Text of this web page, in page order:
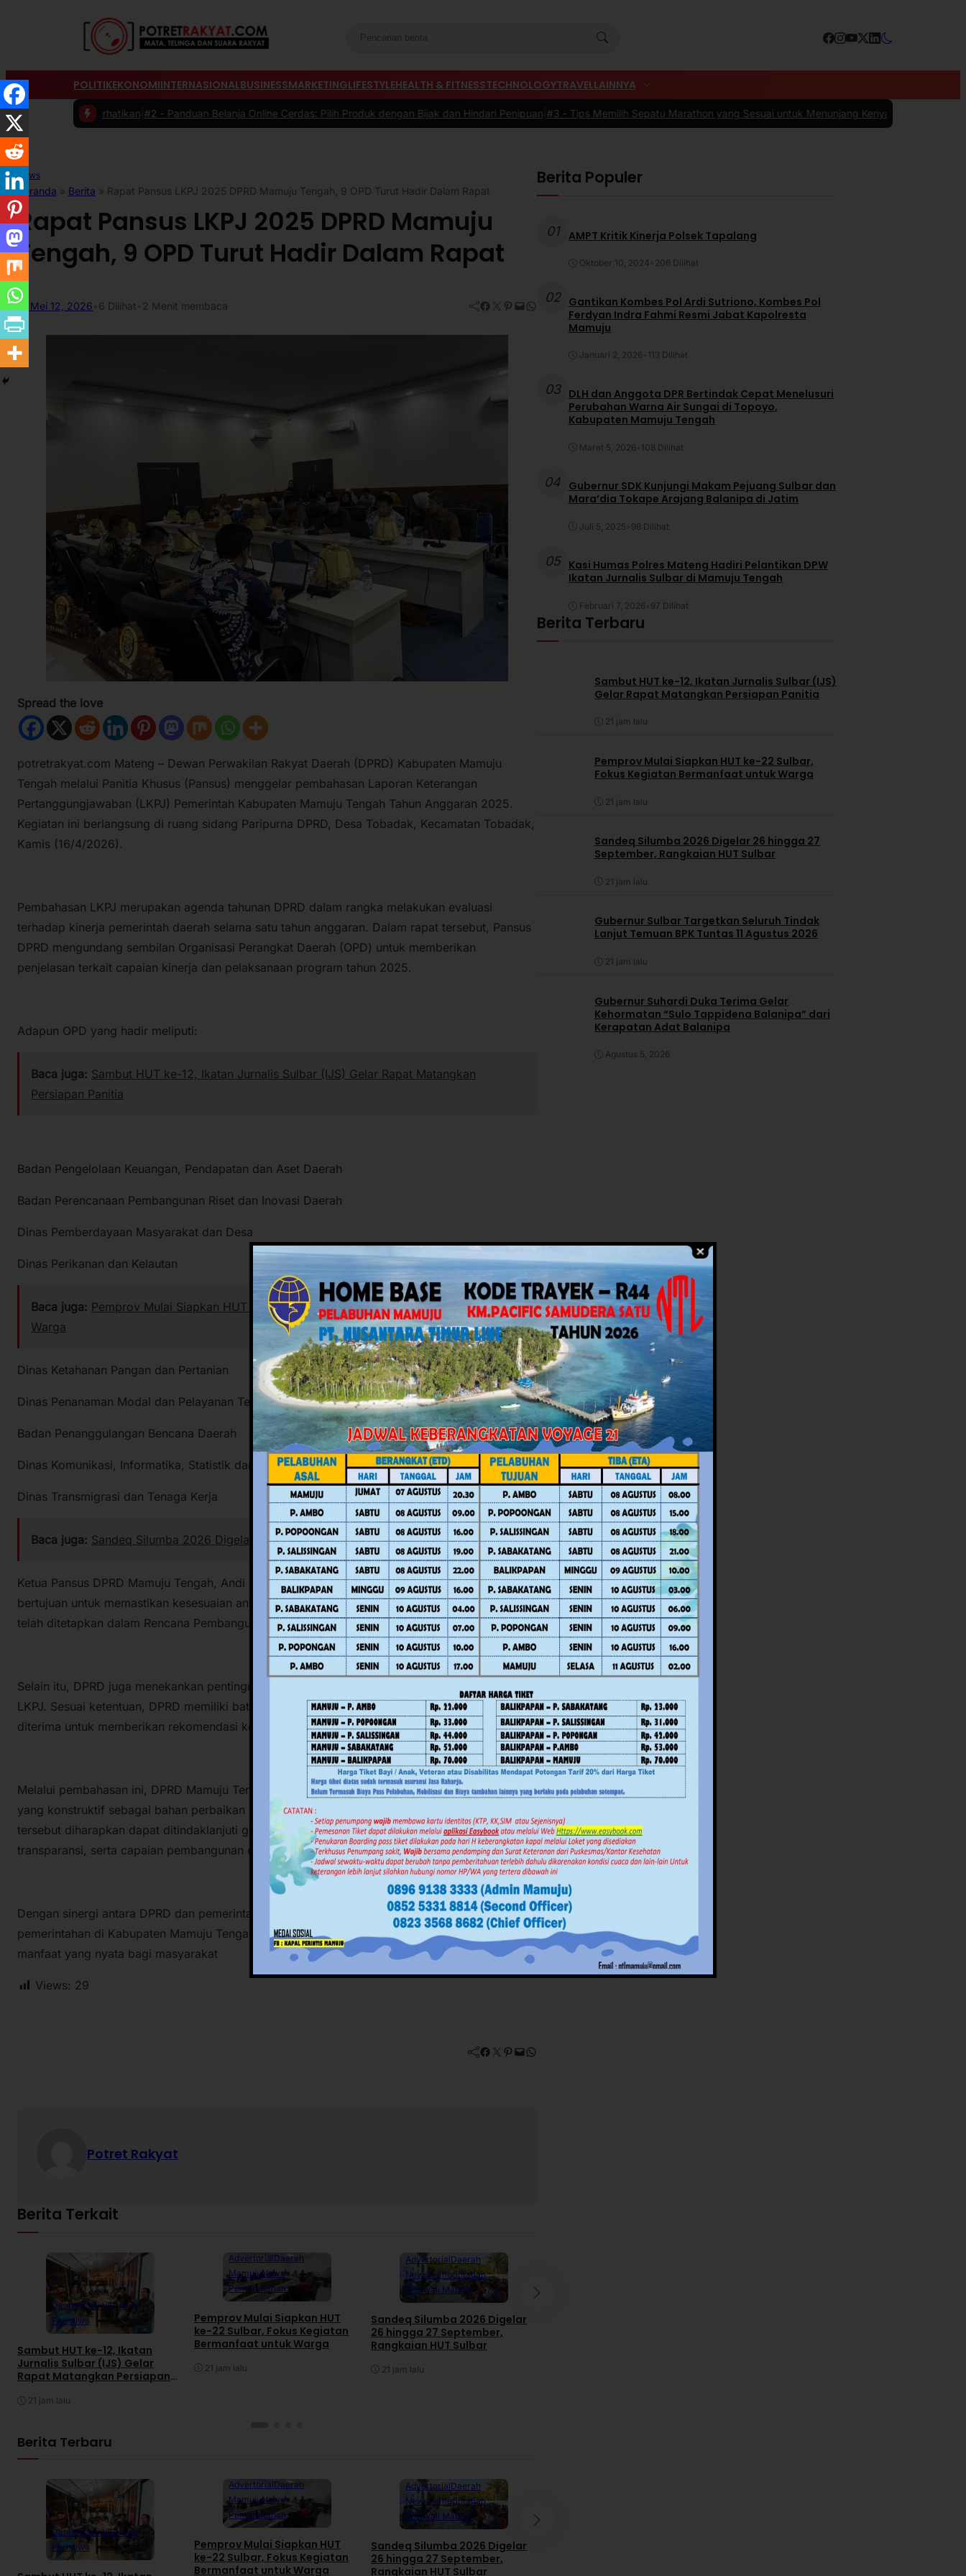
POLITIKEKONOMIINTERNASIONALBUSINESSMARKETINGLIFESTYLEHEALTH & FITNESSTECHNOLOGYTRAVELLAINNYA
Panduan Belanja Online Cerdas: Pilih Produk dengan Bijak dan Hindari Penipuan| #3 -Tips Memilih Sepatu Marathon yang Sesuai untuk Menunjang Kenyamanan dan Performa
News
Beranda » Berita » Rapat Pansus LKPJ 2025 DPRD Mamuju Tengah, 9 OPD Turut Hadir Dalam Rapat
Rapat Pansus LKPJ 2025 DPRD Mamuju
Tengah, 9 OPD Turut Hadir Dalam Rapat
Mei 12, 2026 6 Dilihat 2 Menit membaca Facebook Twitter Pinterest Mail WhatsApp
Spread the love
potretrakyat.com Mateng – Dewan Perwakilan Rakyat Daerah (DPRD) Kabupaten Mamuju
Tengah melalui Panitia Khusus (Pansus) menggelar pembahasan Laporan Keterangan
Pertanggungjawaban (LKPJ) Pemerintah Kabupaten Mamuju Tengah Tahun Anggaran 2025.
Kegiatan ini berlangsung di ruang sidang Paripurna DPRD, Desa Tobadak, Kecamatan Tobadak,
Kamis (16/4/2026).
Pembahasan LKPJ merupakan agenda tahunan DPRD dalam rangka melakukan evaluasi
terhadap kinerja pemerintah daerah selama satu tahun anggaran. Dalam rapat tersebut, Pansus
DPRD mengundang sembilan Organisasi Perangkat Daerah (OPD) untuk memberikan
penjelasan terkait capaian kinerja dan pelaksanaan program tahun 2025.
Adapun OPD yang hadir meliputi:
Baca juga: Sambut HUT ke-12, Ikatan Jurnalis Sulbar (IJS) Gelar Rapat Matangkan
Persiapan Panitia
Badan Pengelolaan Keuangan, Pendapatan dan Aset Daerah
Badan Perencanaan Pembangunan Riset dan Inovasi Daerah
Dinas Pemberdayaan Masyarakat dan Desa
Dinas Perikanan dan Kelautan
Baca juga: Pemprov Mulai Siapkan HUT ke-22 Sulbar, Fokus Kegiatan Bermanfaat untuk
Warga
Dinas Ketahanan Pangan dan Pertanian
Dinas Penanaman Modal dan Pelayanan Terpadu Satu Pintu (PTSP)
Badan Penanggulangan Bencana Daerah
Dinas Komunikasi, Informatika, Statistik dan Persandian
Dinas Transmigrasi dan Tenaga Kerja
Baca juga: Sandeq Silumba 2026 Digelar 26 hingga 27 September, Rangkaian HUT Sulbar
Ketua Pansus DPRD Mamuju Tengah, Andi Rudi, menyampaikan bahwa pembahasan ini
bertujuan untuk memastikan kesesuaian antara pelaksanaan program OPD dengan target yang
telah ditetapkan dalam Rencana Pembangunan Jangka Menengah Daerah (RPJMD).
Selain itu, DPRD juga menekankan pentingnya ketepatan waktu dalam proses pembahasan
LKPJ. Sesuai ketentuan, DPRD memiliki batas waktu maksimal 30 hari setelah dokumen LKPJ
diterima untuk memberikan rekomendasi kepada kepala daerah.
Melalui pembahasan ini, DPRD Mamuju Tengah menargetkan dapat menghasilkan rekomendasi
yang konstruktif sebagai bahan perbaikan kinerja pemerintah daerah ke depan. Rekomendasi
tersebut diharapkan dapat ditindaklanjuti guna meningkatkan kualitas pelayanan publik,
transparansi, serta capaian pembangunan daerah.
Dengan sinergi antara DPRD dan pemerintah daerah, diharapkan penyelenggaraan
pemerintahan di Kabupaten Mamuju Tengah dapat berjalan lebih optimal serta memberikan
manfaat yang nyata bagi masyarakat
Views: 29
Facebook Twitter Pinterest Mail WhatsApp
Potret Rakyat
Berita Terkait
DaerahMamujuNews
Peristiwa
Sambut HUT ke-12, Ikatan
Jurnalis Sulbar (IJS) Gelar
Rapat Matangkan Persiapan
21 jam lalu
AdvertorialDaerah
MamujuNews
Pemerintahan
Pemprov Mulai Siapkan HUT
ke-22 Sulbar, Fokus Kegiatan
Bermanfaat untuk Warga
21 jam lalu
AdvertorialDaerah
NewsPemerintahan
Polewali Mandar
Sandeq Silumba 2026 Digelar
26 hingga 27 September,
Rangkaian HUT Sulbar
21 jam lalu
Berita Terbaru
DaerahMamujuNews
Peristiwa
AdvertorialDaerah
MamujuNews
Pemerintahan
Pemprov Mulai Siapkan HUT
ke-22 Sulbar, Fokus Kegiatan
Bermanfaat untuk Warga
AdvertorialDaerah
NewsPemerintahan
Polewali Mandar
Sandeq Silumba 2026 Digelar
26 hingga 27 September,
Rangkaian HUT Sulbar
Berita Populer
01 AMPT Kritik Kinerja Polsek Tapalang
Oktober 10, 2024 206 Dilihat
02
Gantikan Kombes Pol Ardi Sutriono, Kombes Pol
Ferdyan Indra Fahmi Resmi Jabat Kapolresta
Mamuju
Januari 2, 2026 113 Dilihat
03
DLH dan Anggota DPR Bertindak Cepat Menelusuri
Perubahan Warna Air Sungai di Topoyo,
Kabupaten Mamuju Tengah
Maret 5, 2026 108 Dilihat
04 Gubernur SDK Kunjungi Makam Pejuang Sulbar dan
Mara’dia Tokape Arajang Balanipa di Jatim
Juli 5, 2025 98 Dilihat
05
Kasi Humas Polres Mateng Hadiri Pelantikan DPW
Ikatan Jurnalis Sulbar di Mamuju Tengah
Februari 7, 2026 97 Dilihat
Berita Terbaru
Sambut HUT ke-12, Ikatan Jurnalis Sulbar (IJS)
Gelar Rapat Matangkan Persiapan Panitia
21 jam lalu
Pemprov Mulai Siapkan HUT ke-22 Sulbar,
Fokus Kegiatan Bermanfaat untuk Warga
21 jam lalu
Sandeq Silumba 2026 Digelar 26 hingga 27
September, Rangkaian HUT Sulbar
21 jam lalu
Gubernur Sulbar Targetkan Seluruh Tindak
Lanjut Temuan BPK Tuntas 11 Agustus 2026
21 jam lalu
Gubernur Suhardi Duka Terima Gelar
Kehormatan “Sulo Tappidena Balanipa” dari
Kerapatan Adat Balanipa
Agustus 5, 2026